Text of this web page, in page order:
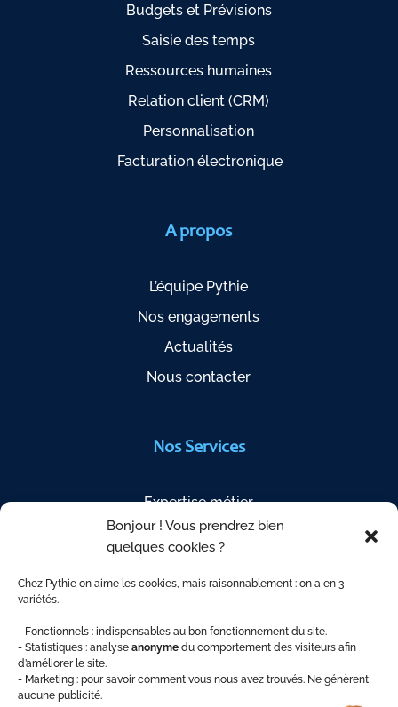
Bonjour ! Vous prendrez bien
quelques cookies ?
Chez Pythie on aime les cookies, mais raisonnablement : on a en 3
variétés.
- Fonctionnels : indispensables au bon fonctionnement du site.
- Statistiques : analyse anonyme du comportement des visiteurs afin
d’améliorer le site.
- Marketing : pour savoir comment vous nous avez trouvés. Ne génèrent
aucune publicité.
Budgets et Prévisions
Saisie des temps
Ressources humaines
Relation client (CRM)
Personnalisation
Facturation électronique
A propos
L’équipe Pythie
Nos engagements
Actualités
Nous contacter
Nos Services
Expertise métier
Étapes de votre projet
Indices de révision
Espace Client